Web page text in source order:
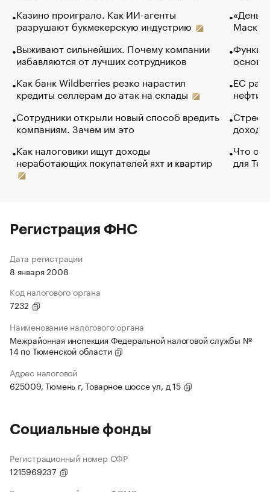
Казино проиграло. Как ИИ-агенты
разрушают букмекерскую индустрию
Выживают сильнейших. Почему компании
избавляются от лучших сотрудников
Как банк Wildberries резко нарастил
кредиты селлерам до атак на склады
Сотрудники открыли новый способ вредить
компаниям. Зачем им это
Как налоговики ищут доходы
неработающих покупателей яхт и квартир
Маск в
основ
ЕС
нефти
Что
для
Регистрация ФНС
Дата регистрации
8 января 2008
Код налогового органа
7232
Наименование налогового органа
Межрайонная инспекция Федеральной налоговой службы №
14 по Тюменской области
Адрес налоговой
625009, Тюмень г, Товарное шоссе ул, д 15
Социальные фонды
Регистрационный номер СФР
1215969237